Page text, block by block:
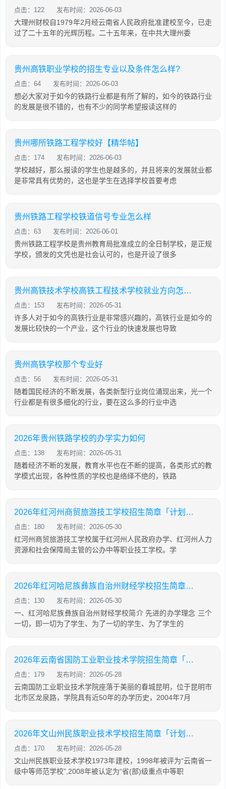
点击：122 发布时间：2026-06-03
大理州财校自1979年2月经云南省人民政府批准建校至今，已走
过了二十五年的光辉历程。二十五年来，在中共大理州委
贵州高铁职业学校的招生专业以及条件怎么样?
点击：64 发布时间：2026-06-03
想必大家对于如今的铁路行业都是有所了解的，如今的铁路行业
的发展是很不错的，也有不少的同学希望报读这样的
贵州哪所铁路工程学校好【精华帖】
点击：174 发布时间：2026-06-03
学校越好，那么报读的学生也是越多的，并且将来的发展就业都
是非常具有优势的，这也是学生在选择学校首要考虑
贵州铁路工程学校铁道信号专业怎么样
点击：63 发布时间：2026-06-01
贵州铁路工程学校是贵州教育局批准成立的全日制学校，是正规
学校，颁发的文凭也是社会认可的，也是开设了很多
贵州高铁技术学校高铁工程技术学校就业方向怎么样
点击：153 发布时间：2026-05-31
许多人对于如今的高铁行业是非常感兴趣的，高铁行业是如今的
发展比较快的一个产业，这个行业的快速发展也导致
贵州高铁学校那个专业好
点击：56 发布时间：2026-05-31
随着国民经济的不断发展，各类新型行业岗位涌现出来，光一个
行业都是有很多细化的行业，要在这么多的行业中选
2026年贵州铁路学校的办学实力如何
点击：138 发布时间：2026-05-31
随着经济不断的发展，教育水平也在不断的提高，各类形式的教
学模式出现，各种性质的学校也是络绎不绝的，铁路
2026年红河州商贸旅游技工学校招生简章「计划内招生」
点击：180 发布时间：2026-05-30
红河州商贸旅游技工学校属于红河州人民政府办学、红河州人力
资源和社会保障局主管的公办中等职业技工学校。学
2026年红河哈尼族彝族自治州财经学校招生简章「计划内招生」
点击：130 发布时间：2026-05-30
一、红河哈尼族彝族自治州财经学校简介 先进的办学理念 三个
一切，即一切为了学生、为了一切的学生、为了学生的
2026年云南省国防工业职业技术学院招生简章「计划内招生」
点击：179 发布时间：2026-05-28
云南国防工业职业技术学院座落于美丽的春城昆明，位于昆明市
北市区龙泉路，学院具有近50年的办学历史，2004年7月
2026年文山州民族职业技术学校招生简章「计划内招生」
点击：170 发布时间：2026-05-28
文山州民族职业技术学校1973年建校，1998年被评为“云南省一
级中等师范学校”,2008年被认定为“省(部)级重点中等职